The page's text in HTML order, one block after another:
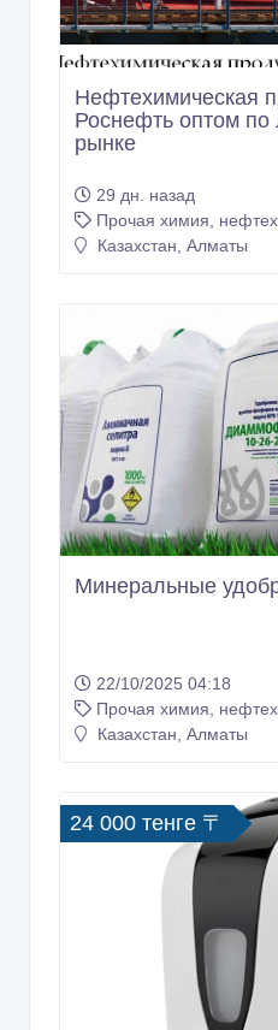
Нефтехимическая
Роснефть оптом
рынке
29 дн. назад
Прочая химия,
Казахстан, Алматы
Минеральные
22/10/2025 04:18
Прочая химия,
Казахстан, Алматы
24 000 тенге 〒